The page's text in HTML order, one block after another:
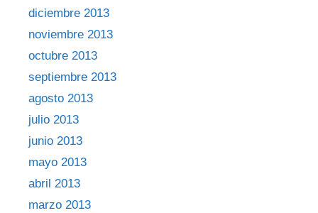
diciembre 2013
noviembre 2013
octubre 2013
septiembre 2013
agosto 2013
julio 2013
junio 2013
mayo 2013
abril 2013
marzo 2013